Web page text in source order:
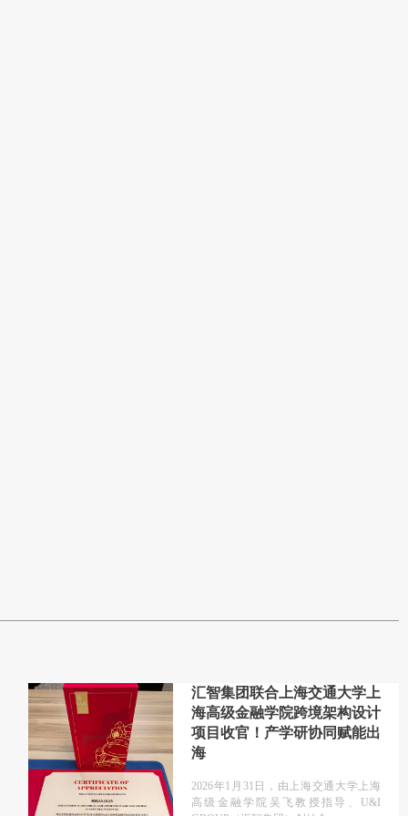
汇智集团联合上海交通大学上
海高级金融学院跨境架构设计
项目收官！产学研协同赋能出
海
2026年1月31日，由上海交通大学上海
高级金融学院吴飞教授指导、U&I